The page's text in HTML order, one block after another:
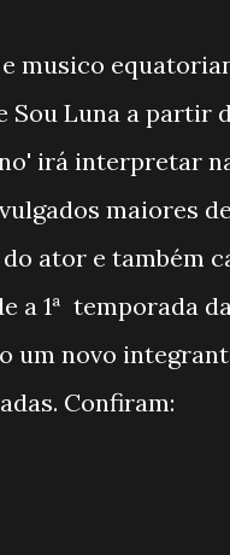
musico
Luna a partir
irá interpretar
maiores
ator e também
a 1ª temporada
um novo
Confiram: